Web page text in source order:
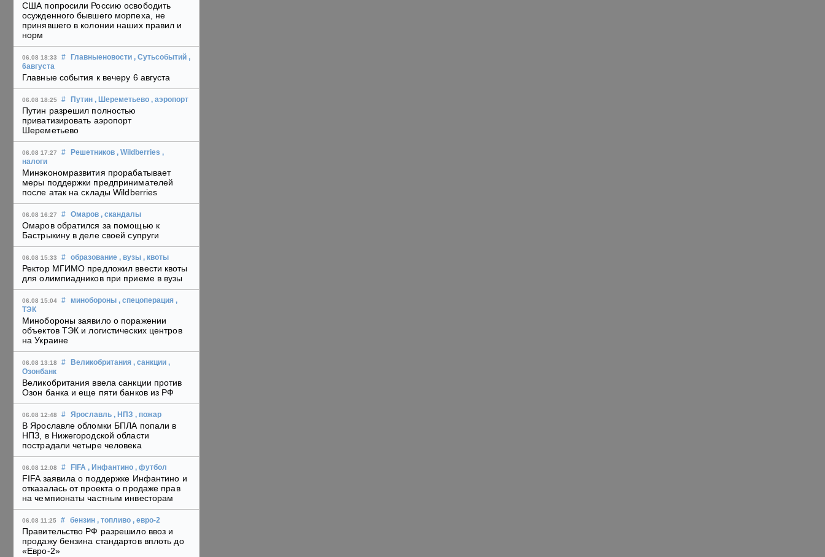
США попросили Россию освободить
осужденного бывшего морпеха, не
принявшего в колонии наших правил и
норм
06.08 18:33 # Главныеновости , Сутьсобытий ,
6августа
Главные события к вечеру 6 августа
06.08 18:25 # Путин , Шереметьево , аэропорт
Путин разрешил полностью
приватизировать аэропорт
Шереметьево
06.08 17:27 # Решетников , Wildberries ,
налоги
Минэкономразвития прорабатывает
меры поддержки предпринимателей
после атак на склады Wildberries
06.08 16:27 # Омаров , скандалы
Омаров обратился за помощью к
Бастрыкину в деле своей супруги
06.08 15:33 # образование , вузы , квоты
Ректор МГИМО предложил ввести квоты
для олимпиадников при приеме в вузы
06.08 15:04 # минобороны , спецоперация ,
ТЭК
Минобороны заявило о поражении
объектов ТЭК и логистических центров
на Украине
06.08 13:18 # Великобритания , санкции ,
Озонбанк
Великобритания ввела санкции против
Озон банка и еще пяти банков из РФ
06.08 12:48 # Ярославль , НПЗ , пожар
В Ярославле обломки БПЛА попали в
НПЗ, в Нижегородской области
пострадали четыре человека
06.08 12:08 # FIFA , Инфантино , футбол
FIFA заявила о поддержке Инфантино и
отказалась от проекта о продаже прав
на чемпионаты частным инвесторам
06.08 11:25 # бензин , топливо , евро-2
Правительство РФ разрешило ввоз и
продажу бензина стандартов вплоть до
«Евро-2»